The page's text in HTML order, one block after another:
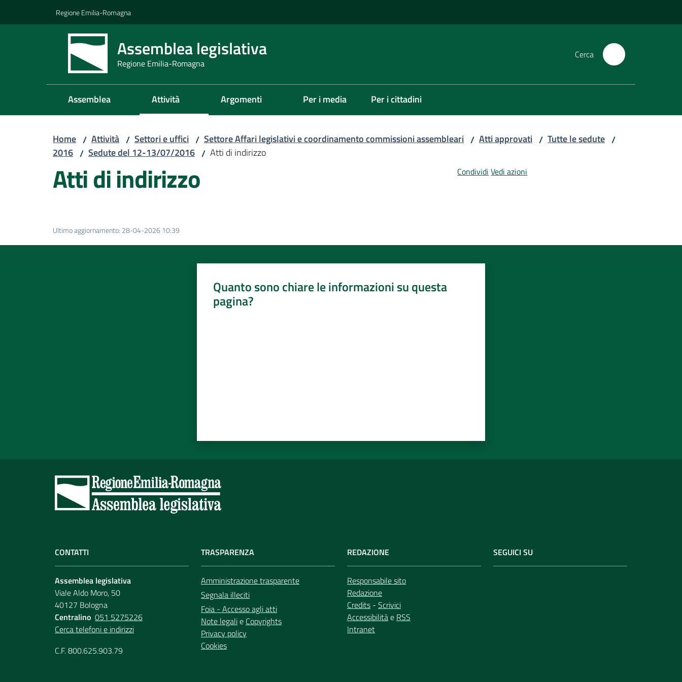
Regione Emilia-Romagna
Assemblea legislativa
Regione Emilia-Romagna
Cerca
Assemblea Attività Argomenti Per i media Per i cittadini
Home / Attività / Settori e uffici / Settore Affari legislativi e coordinamento commissioni assembleari / Atti approvati / Tutte le sedute /
2016 / Sedute del 12-13/07/2016 / Atti di indirizzo
Atti di indirizzo Condividi Vedi azioni
Ultimo aggiornamento: 28-04-2026 10:39
Quanto sono chiare le informazioni su questa
pagina?
CONTATTI
Assemblea legislativa
Viale Aldo Moro, 50
40127 Bologna
Centralino 051 5275226
Cerca telefoni e indirizzi
C.F. 800.625.903.79
TRASPARENZA
Amministrazione trasparente
Segnala illeciti
Foia - Accesso agli atti
Note legalie Copyrights
Privacy policy
Cookies
REDAZIONE
Responsabile sito
Redazione
Credits - Scrivici
Accessibilitàe RSS
Intranet
SEGUICI SU